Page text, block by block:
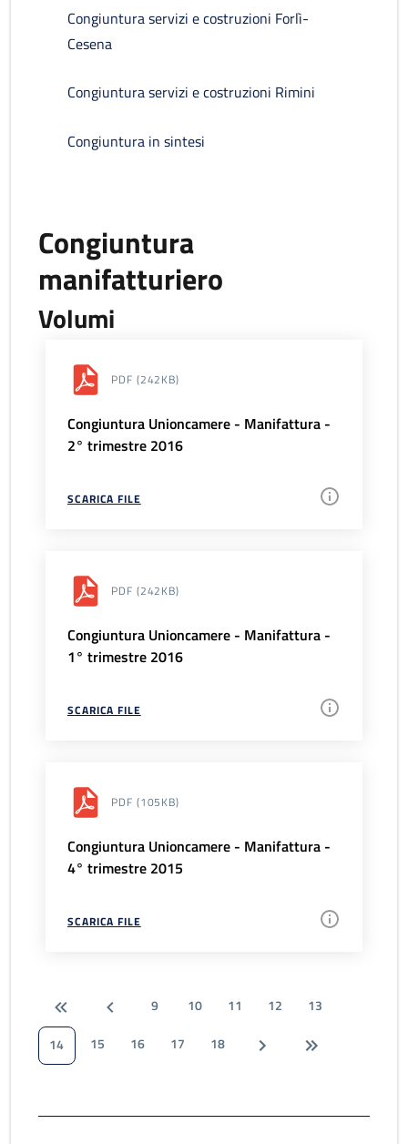
Congiuntura servizi e costruzioni Forlì-
Cesena
Congiuntura servizi e costruzioni Rimini
Congiuntura in sintesi
Congiuntura
manifatturiero
Volumi
PDF (242KB)
Congiuntura Unioncamere - Manifattura -
2° trimestre 2016
SCARICA FILE
PDF (242KB)
Congiuntura Unioncamere - Manifattura -
1° trimestre 2016
SCARICA FILE
PDF (105KB)
Congiuntura Unioncamere - Manifattura -
4° trimestre 2015
SCARICA FILE
9 10 11 12
13
14
15 16 17 18